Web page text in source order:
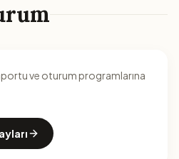
ve oturum programlarına